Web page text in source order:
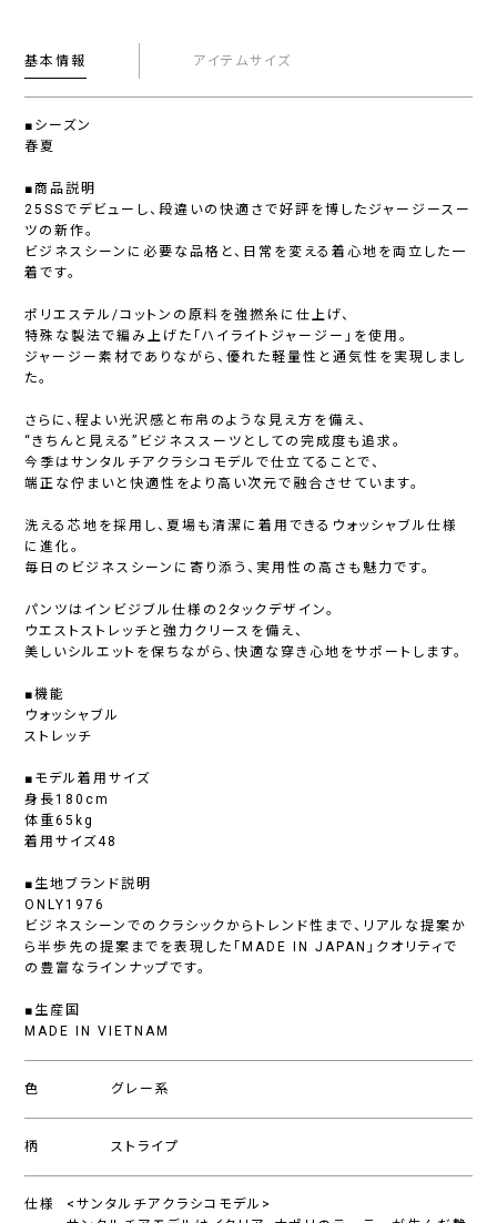
基本情報 アイテムサイズ
■シーズン
春夏
■商品説明
25SSでデビューし、段違いの快適さで好評を博したジャージースー
ツの新作。
ビジネスシーンに必要な品格と、日常を変える着心地を両立した一
着です。
ポリエステル/コットンの原料を強撚糸に仕上げ、
特殊な製法で編み上げた「ハイライトジャージー」を使用。
ジャージー素材でありながら、優れた軽量性と通気性を実現しまし
た。
さらに、程よい光沢感と布帛のような見え方を備え、
“きちんと見える”ビジネススーツとしての完成度も追求。
今季はサンタルチアクラシコモデルで仕立てることで、
端正な佇まいと快適性をより高い次元で融合させています。
洗える芯地を採用し、夏場も清潔に着用できるウォッシャブル仕様
に進化。
毎日のビジネスシーンに寄り添う、実用性の高さも魅力です。
パンツはインビジブル仕様の2タックデザイン。
ウエストストレッチと強力クリースを備え、
美しいシルエットを保ちながら、快適な穿き心地をサポートします。
■機能
ウォッシャブル
ストレッチ
■モデル着用サイズ
身長180cm
体重65kg
着用サイズ48
■生地ブランド説明
ONLY1976
ビジネスシーンでのクラシックからトレンド性まで、リアルな提案か
ら半歩先の提案までを表現した「MADE IN JAPAN」クオリティで
の豊富なラインナップです。
■生産国
MADE IN VIETNAM
色 グレー系
柄 ストライプ
仕様
<サンタルチアクラシコモデル>